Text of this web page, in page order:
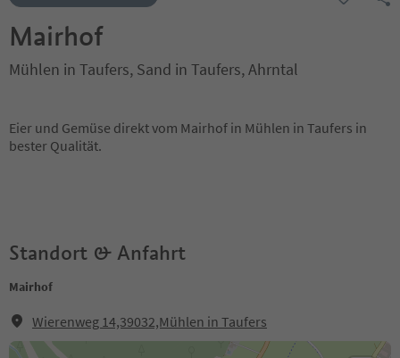
Mairhof
Mühlen in Taufers, Sand in Taufers, Ahrntal
Eier und Gemüse direkt vom Mairhof in Mühlen in Taufers in
bester Qualität.
Standort & Anfahrt
Mairhof
Wierenweg 14,39032,Mühlen in Taufers